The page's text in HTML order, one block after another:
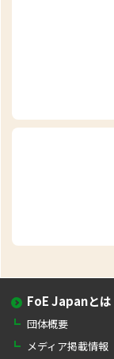
FoE Japanとは
団体概要
メディア掲載情報